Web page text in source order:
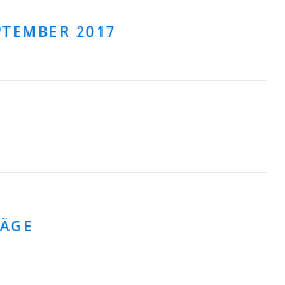
2017